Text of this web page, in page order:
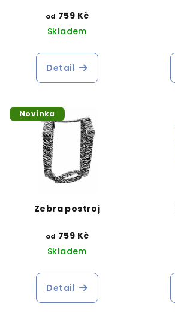
od 759 Kč
Skladem
Detail
Novinka
Zebra postroj
od 759 Kč
Skladem
Detail